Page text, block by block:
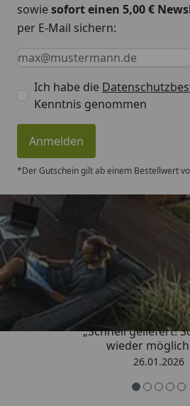
sowiesofort einen 5,00 €
per E-Mail sichern:
Keine Eingabe erforderlich
Eingabe erforderlich
E-Mail *
Ich habe die
Kenntnis genommen
Anmelden
*Der Gutschein gilt ab einem Bestellwert
Trusted
„Schnell geliefert!
wieder
26.01.2026